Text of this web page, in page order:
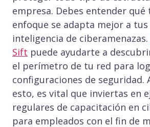
empresa. Debes entender qué
enfoque se adapta mejor a
inteligencia de ciberamenazas.
Sift puede ayudarte a
el perímetro de tu red para
configuraciones de seguridad.
esto, es vital que inviertas en
regulares de capacitación en
para empleados con el fin de